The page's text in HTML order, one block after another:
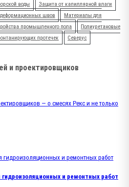
воды
Защита от капиллярной влаги
швов
Материалы для
промышленного пола
Полиуретановые
протечек
Северус
и проектировщиков
— о смесях Рекс и не только
и ремонтных работ